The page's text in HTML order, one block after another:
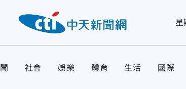
星
社會 娛樂 體育 生活 國際